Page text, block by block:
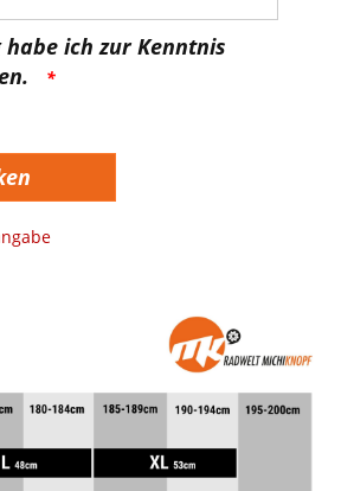
habe ich zur Kenntnis